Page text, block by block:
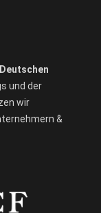
Deutschen
und der
wir
&